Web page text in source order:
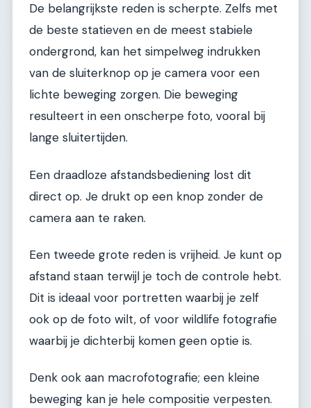
De belangrijkste reden is scherpte. Zelfs met
de beste statieven en de meest stabiele
ondergrond, kan het simpelweg indrukken
van de sluiterknop op je camera voor een
lichte beweging zorgen. Die beweging
resulteert in een onscherpe foto, vooral bij
lange sluitertijden.
Een draadloze afstandsbediening lost dit
direct op. Je drukt op een knop zonder de
camera aan te raken.
Een tweede grote reden is vrijheid. Je kunt op
afstand staan terwijl je toch de controle hebt.
Dit is ideaal voor portretten waarbij je zelf
ook op de foto wilt, of voor wildlife fotografie
waarbij je dichterbij komen geen optie is.
Denk ook aan macrofotografie; een kleine
beweging kan je hele compositie verpesten.